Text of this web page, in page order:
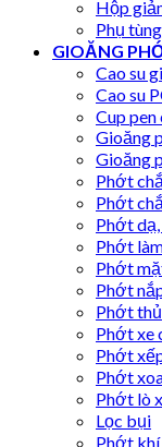
Hộp
Phụ
GIOĂNG
Cao su
Cao su
Cup pen
Gioăng
Gioăng
Phớt
Phớt
Phớt dạ,
Phớt
Phớt
Phớt
Phớt
Phớt xe
Phớt
Phớt
Phớt lò
Lọc bụi
Phớt khí